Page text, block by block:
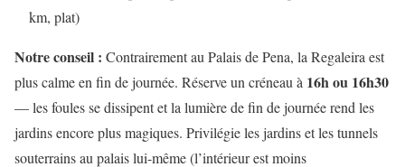
km, plat)
Notre conseil : Contrairement au Palais de Pena, la Regaleira est
plus calme en fin de journée. Réserve un créneau à 16h ou 16h30
— les foules se dissipent et la lumière de fin de journée rend les
jardins encore plus magiques. Privilégie les jardins et les tunnels
souterrains au palais lui-même (l’intérieur est moins